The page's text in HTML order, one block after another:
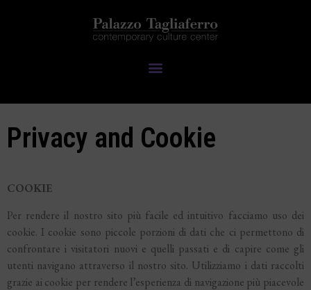
Privacy and Cookie
COOKIE
Per rendere il nostro sito più facile ed intuitivo facciamo uso dei
cookie. I cookie sono piccole porzioni di dati che ci permettono di
confrontare i visitatori nuovi e quelli passati e di capire come gli
utenti navigano attraverso il nostro sito. Utilizziamo i dati raccolti
grazie ai cookie per rendere l’esperienza di navigazione più piacevole